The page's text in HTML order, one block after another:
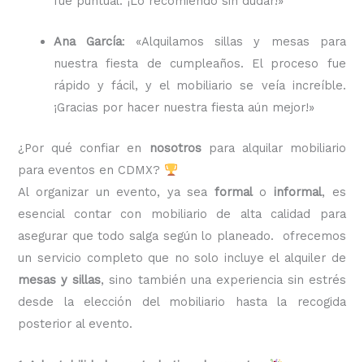
Ana García: «Alquilamos sillas y mesas para
nuestra fiesta de cumpleaños. El proceso fue
rápido y fácil, y el mobiliario se veía increíble.
¡Gracias por hacer nuestra fiesta aún mejor!»
¿Por qué confiar en nosotrospara alquilar mobiliario
para eventos en CDMX?
Al organizar un evento, ya sea formalo informal, es
esencial contar con mobiliario de alta calidad para
asegurar que todo salga según lo planeado. ofrecemos
un servicio completo que no solo incluye el alquiler de
mesas y sillas, sino también una experiencia sin estrés
desde la elección del mobiliario hasta la recogida
posterior al evento.